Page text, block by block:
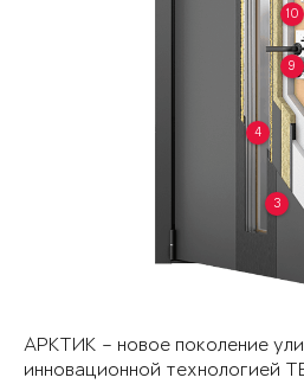
3
4
9
10
АРКТИК – новое поколение
инновационной